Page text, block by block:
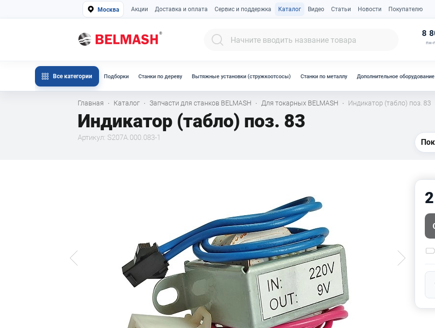
Москва Акции Доставка и оплата Сервис и поддержка Каталог Видео Статьи Новости Покупателю
8
пн-
Все категории Подборки Станки по дереву Вытяжные установки (стружкоотсосы) Станки по металлу Дополнительное оборудование
Главная · Каталог · Запчасти для станков BELMASH · Для токарных BELMASH · Индикатор (табло) поз. 83
Индикатор (табло) поз. 83
Артикул: S207A.000.083-1